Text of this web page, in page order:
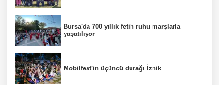
Bursa'da 700 yıllık fetih ruhu marşlarla
yaşatılıyor
Mobilfest'in üçüncü durağı İznik